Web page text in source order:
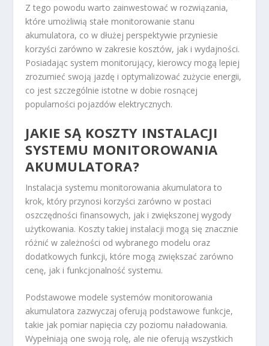
Z tego powodu warto zainwestować w rozwiązania,
które umożliwią stałe monitorowanie stanu
akumulatora, co w dłużej perspektywie przyniesie
korzyści zarówno w zakresie kosztów, jak i wydajności.
Posiadając system monitorujący, kierowcy mogą lepiej
zrozumieć swoją jazdę i optymalizować zużycie energii,
co jest szczególnie istotne w dobie rosnącej
popularności pojazdów elektrycznych.
JAKIE SĄ KOSZTY INSTALACJI
SYSTEMU MONITOROWANIA
AKUMULATORA?
Instalacja systemu monitorowania akumulatora to
krok, który przynosi korzyści zarówno w postaci
oszczędności finansowych, jak i zwiększonej wygody
użytkowania. Koszty takiej instalacji mogą się znacznie
różnić w zależności od wybranego modelu oraz
dodatkowych funkcji, które mogą zwiększać zarówno
cenę, jak i funkcjonalność systemu.
Podstawowe modele systemów monitorowania
akumulatora zazwyczaj oferują podstawowe funkcje,
takie jak pomiar napięcia czy poziomu naładowania.
Wypełniają one swoją rolę, ale nie oferują wszystkich